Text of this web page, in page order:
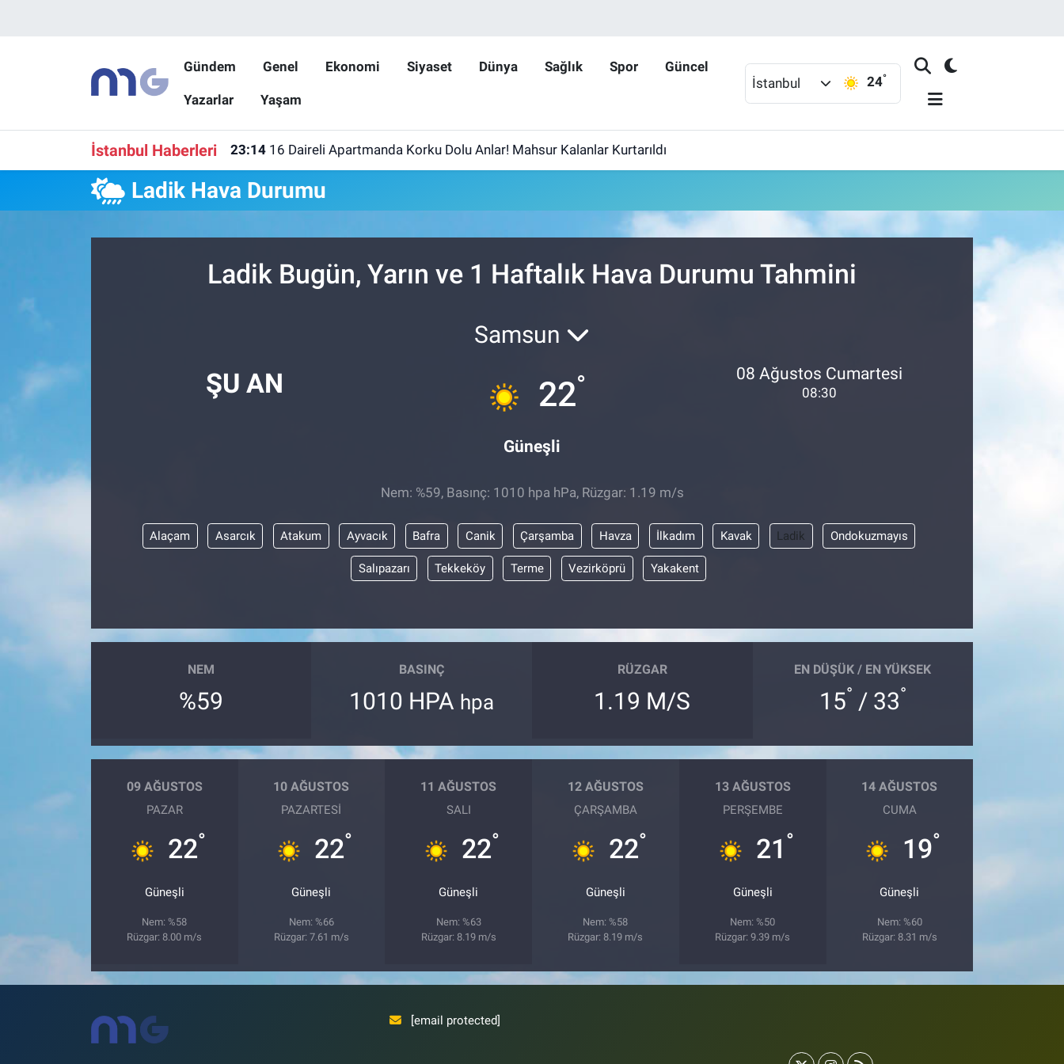
Gündem Genel Ekonomi Siyaset Dünya Sağlık Spor Güncel
Yazarlar Yaşam
İstanbul 24°
İstanbul Haberleri 23:14 16 Daireli Apartmanda Korku Dolu Anlar! Mahsur Kalanlar Kurtarıldı
Ladik Hava Durumu
Ladik Bugün, Yarın ve 1 Haftalık Hava Durumu Tahmini
ŞU AN
Samsun
22°
Güneşli
08 Ağustos Cumartesi
08:30
Nem: %59, Basınç: 1010 hpa hPa, Rüzgar: 1.19 m/s
Alaçam Asarcık Atakum Ayvacık Bafra Canik Çarşamba Havza İlkadım Kavak Ladik Ondokuzmayıs
Salıpazarı Tekkeköy Terme Vezirköprü Yakakent
NEM
%59
BASINÇ
1010 HPA hpa
RÜZGAR
1.19 M/S
EN DÜŞÜK / EN YÜKSEK
15° / 33°
09 AĞUSTOS
PAZAR
22°
Güneşli
Nem: %58
Rüzgar: 8.00 m/s
10 AĞUSTOS
PAZARTESI
22°
Güneşli
Nem: %66
Rüzgar: 7.61 m/s
11 AĞUSTOS
SALI
22°
Güneşli
Nem: %63
Rüzgar: 8.19 m/s
12 AĞUSTOS
ÇARŞAMBA
22°
Güneşli
Nem: %58
Rüzgar: 8.19 m/s
13 AĞUSTOS
PERŞEMBE
21 °
Güneşli
Nem: %50
Rüzgar: 9.39 m/s
14 AĞUSTOS
CUMA
19°
Güneşli
Nem: %60
Rüzgar: 8.31 m/s
[email protected]
Hava Durumu
İstanbul Namaz Vakitleri
Trafik Durumu